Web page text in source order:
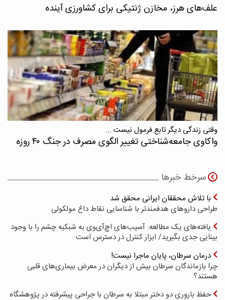
علف‌های هرز، مخازن ژنتیکی برای کشاورزی آینده
وقتی زندگی دیگر تابع فرمول نیست ...
واکاوی جامعه‌شناختی تغییر الگوی مصرف در جنگ ۴۰ روزه
سرخط خبرها
با تلاش محققان ایرانی محقق شد
طراحی داروهای هدفمندتر با شناسایی نقاط داغ مولکولی
یافته‌های یک مطالعه: آسیب‌های اچ‌آی‌وی به شبکیه چشم را با وجود
بینایی جدی بگیرید/ ابزار کنترل در دسترس است
درمان سرطان، پایان ماجرا نیست!
چرا بازماندگان سرطان بیش از دیگران در معرض بیماری‌های قلبی
هستند؟
حفظ باروری دو دختر مبتلا به سرطان با جراحی پیشرفته در پژوهشگاه